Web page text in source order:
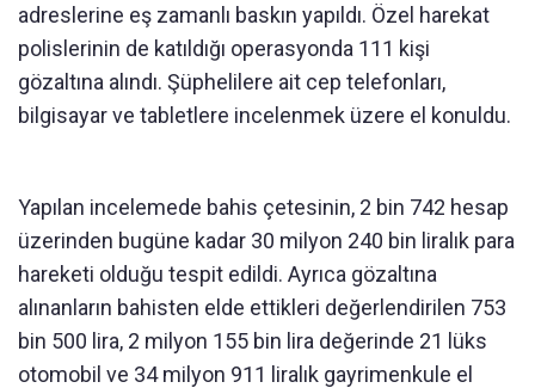
adreslerine eş zamanlı baskın yapıldı. Özel harekat
polislerinin de katıldığı operasyonda 111 kişi
gözaltına alındı. Şüphelilere ait cep telefonları,
bilgisayar ve tabletlere incelenmek üzere el konuldu.
Yapılan incelemede bahis çetesinin, 2 bin 742 hesap
üzerinden bugüne kadar 30 milyon 240 bin liralık para
hareketi olduğu tespit edildi. Ayrıca gözaltına
alınanların bahisten elde ettikleri değerlendirilen 753
bin 500 lira, 2 milyon 155 bin lira değerinde 21 lüks
otomobil ve 34 milyon 911 liralık gayrimenkule el